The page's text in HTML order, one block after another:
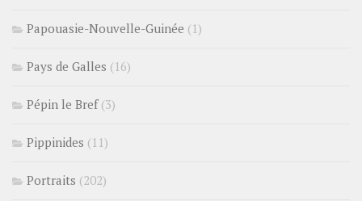
Papouasie-Nouvelle-Guinée (1)
Pays de Galles (16)
Pépin le Bref(3)
Pippinides (11)
Portraits (202)